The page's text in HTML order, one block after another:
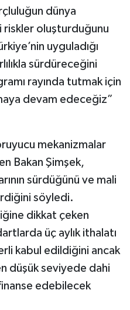
dünya
riskler oluşturduğunu
uyguladığı
sürdüreceğini
rayında tutmak için
devam edeceğiz”
mekanizmalar
Bakan Şimşek,
sürdüğünü ve mali
söyledi.
dikkat çeken
üç aylık ithalatı
kabul edildiğini ancak
düşük seviyede dahi
edebilecek